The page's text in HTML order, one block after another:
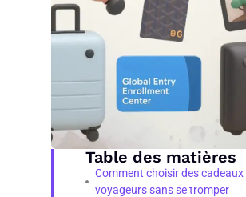
Table des matières
Comment choisir des cadeaux
voyageurs sans se tromper